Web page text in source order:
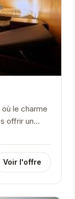
le charme
offrir un
Voir l'offre